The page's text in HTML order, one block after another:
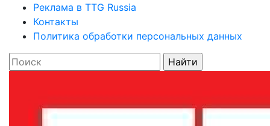
Реклама в TTG Russia
Контакты
Политика обработки персональных данных